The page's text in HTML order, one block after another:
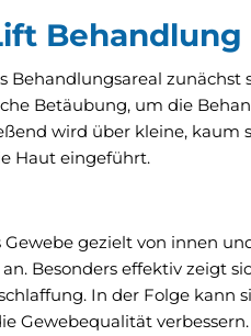
Behandlung
Behandlungsareal zunächst
Betäubung, um die
wird über kleine, kaum
Haut eingeführt.
gezielt von innen
Besonders effektiv zeigt
In der Folge kann
Gewebequalität verbessern.